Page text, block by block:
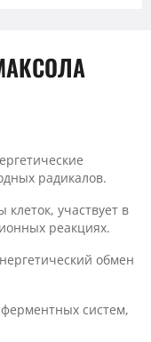
радикалов.
участвует в
реакциях.
обмен
систем,